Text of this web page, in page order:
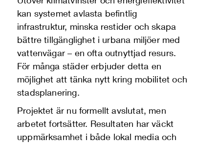
kan systemet avlasta befintlig
infrastruktur, minska restider och skapa
bättre tillgänglighet i urbana miljöer med
vattenvägar – en ofta outnyttjad resurs.
För många städer erbjuder detta en
möjlighet att tänka nytt kring mobilitet och
stadsplanering.
Projektet är nu formellt avslutat, men
arbetet fortsätter. Resultaten har väckt
uppmärksamhet i både lokal media och